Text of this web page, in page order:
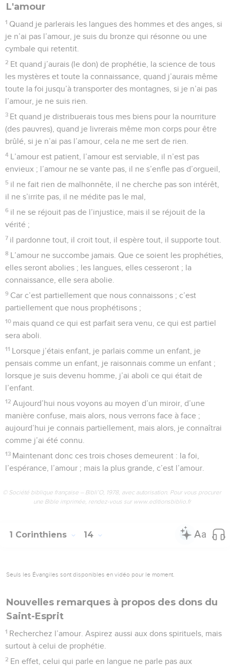
L'amour
1 Quand je parlerais les langues des hommes et des anges, si
je n’ai pas l’amour, je suis du bronze qui résonne ou une
cymbale qui retentit.
2 Et quand j’aurais (le don) de prophétie, la science de tous
les mystères et toute la connaissance, quand j’aurais même
toute la foi jusqu’à transporter des montagnes, si je n’ai pas
l’amour, je ne suis rien.
3 Et quand je distribuerais tous mes biens pour la nourriture
(des pauvres), quand je livrerais même mon corps pour être
brûlé, si je n’ai pas l’amour, cela ne me sert de rien.
4 L’amour est patient, l’amour est serviable, il n’est pas
envieux ; l’amour ne se vante pas, il ne s’enfle pas d’orgueil,
5 il ne fait rien de malhonnête, il ne cherche pas son intérêt,
il ne s’irrite pas, il ne médite pas le mal,
6 il ne se réjouit pas de l’injustice, mais il se réjouit de la
vérité ;
7 il pardonne tout, il croit tout, il espère tout, il supporte tout.
8 L’amour ne succombe jamais. Que ce soient les prophéties,
elles seront abolies ; les langues, elles cesseront ; la
connaissance, elle sera abolie.
9 Car c’est partiellement que nous connaissons ; c’est
partiellement que nous prophétisons ;
10 mais quand ce qui est parfait sera venu, ce qui est partiel
sera aboli.
11 Lorsque j’étais enfant, je parlais comme un enfant, je
pensais comme un enfant, je raisonnais comme un enfant ;
lorsque je suis devenu homme, j’ai aboli ce qui était de
l’enfant.
12 Aujourd’hui nous voyons au moyen d’un miroir, d’une
manière confuse, mais alors, nous verrons face à face ;
aujourd’hui je connais partiellement, mais alors, je connaîtrai
comme j’ai été connu.
13 Maintenant donc ces trois choses demeurent : la foi,
l’espérance, l’amour ; mais la plus grande, c’est l’amour.
© Société biblique française – Bibli’O, 1978, avec autorisation. Pour vous procurer
une Bible imprimée, rendez-vous sur www.editionsbiblio.fr
1 Corinthiens 14
Seuls les Évangiles sont disponibles en vidéo pour le moment.
Nouvelles remarques à propos des dons du
Saint-Esprit
1 Recherchez l’amour. Aspirez aussi aux dons spirituels, mais
surtout à celui de prophétie.
2 En effet, celui qui parle en langue ne parle pas aux